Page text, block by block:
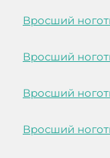
Вросший
Вросший
Вросший
Вросший